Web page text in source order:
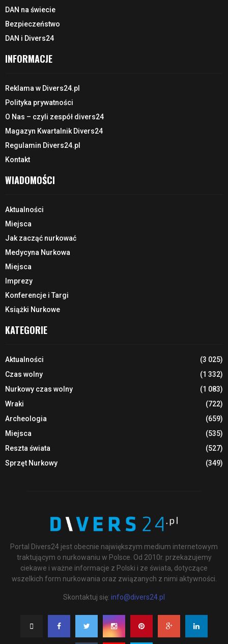
DAN na świecie
Bezpieczeństwo
DAN i Divers24
INFORMACJE
Reklama w Divers24.pl
Polityka prywatności
O Nas – czyli zespół divers24
Magazyn Kwartalnik Divers24
Regulamin Divers24.pl
Kontakt
WIADOMOŚCI
Aktualności
Miejsca
Jak zacząć nurkować
Medycyna Nurkowa
Miejsca
Imprezy
Konferencje i Targi
Książki Nurkowe
KATEGORIE
Aktualności
(3 025)
Czas wolny
(1 332)
Nurkowy czas wolny
(1 083)
Wraki
(722)
Archeologia
(659)
Miejsca
(535)
Reszta świata
(527)
Sprzęt Nurkowy
(349)
Portal Divers24 jest obecnie największym medium internetowym
traktującym o nurkowaniu w Polsce. Od 2010r. przekazujemy
ciekawe i ważne informacje z Polski i ze świata, dotyczące
wszelkich form nurkowania oraz związanych z nimi aktywności.
Skontaktuj się: info@divers24.pl